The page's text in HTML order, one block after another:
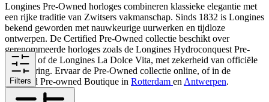
Longines Pre-Owned horloges combineren klassieke elegantie met
een rijke traditie van Zwitsers vakmanschap. Sinds 1832 is Longines
bekend geworden met nauwkeurige uurwerken en tijdloze
ontwerpen. De Certified Pre-Owned collectie beschikt over
gerenommeerde horloges zoals de Longines Hydroconquest Pre-
Owned, of de Longines La Dolce Vita, met zekerheid van officiële
certificering. Ervaar de Pre-Owned collectie online, of in de
Certified Pre-owned Boutique in Rotterdam en Antwerpen.
Filters